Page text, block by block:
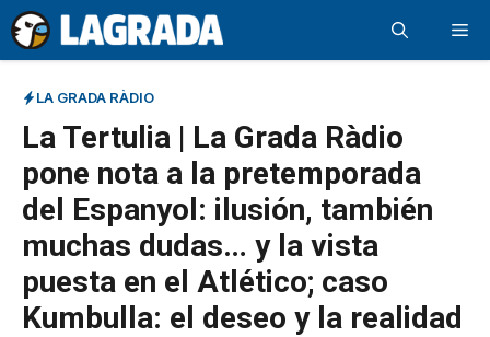
Saltar
al
contenido
LA GRADA RÀDIO
La Tertulia | La Grada Ràdio
pone nota a la pretemporada
del Espanyol: ilusión, también
muchas dudas… y la vista
puesta en el Atlético; caso
Kumbulla: el deseo y la realidad